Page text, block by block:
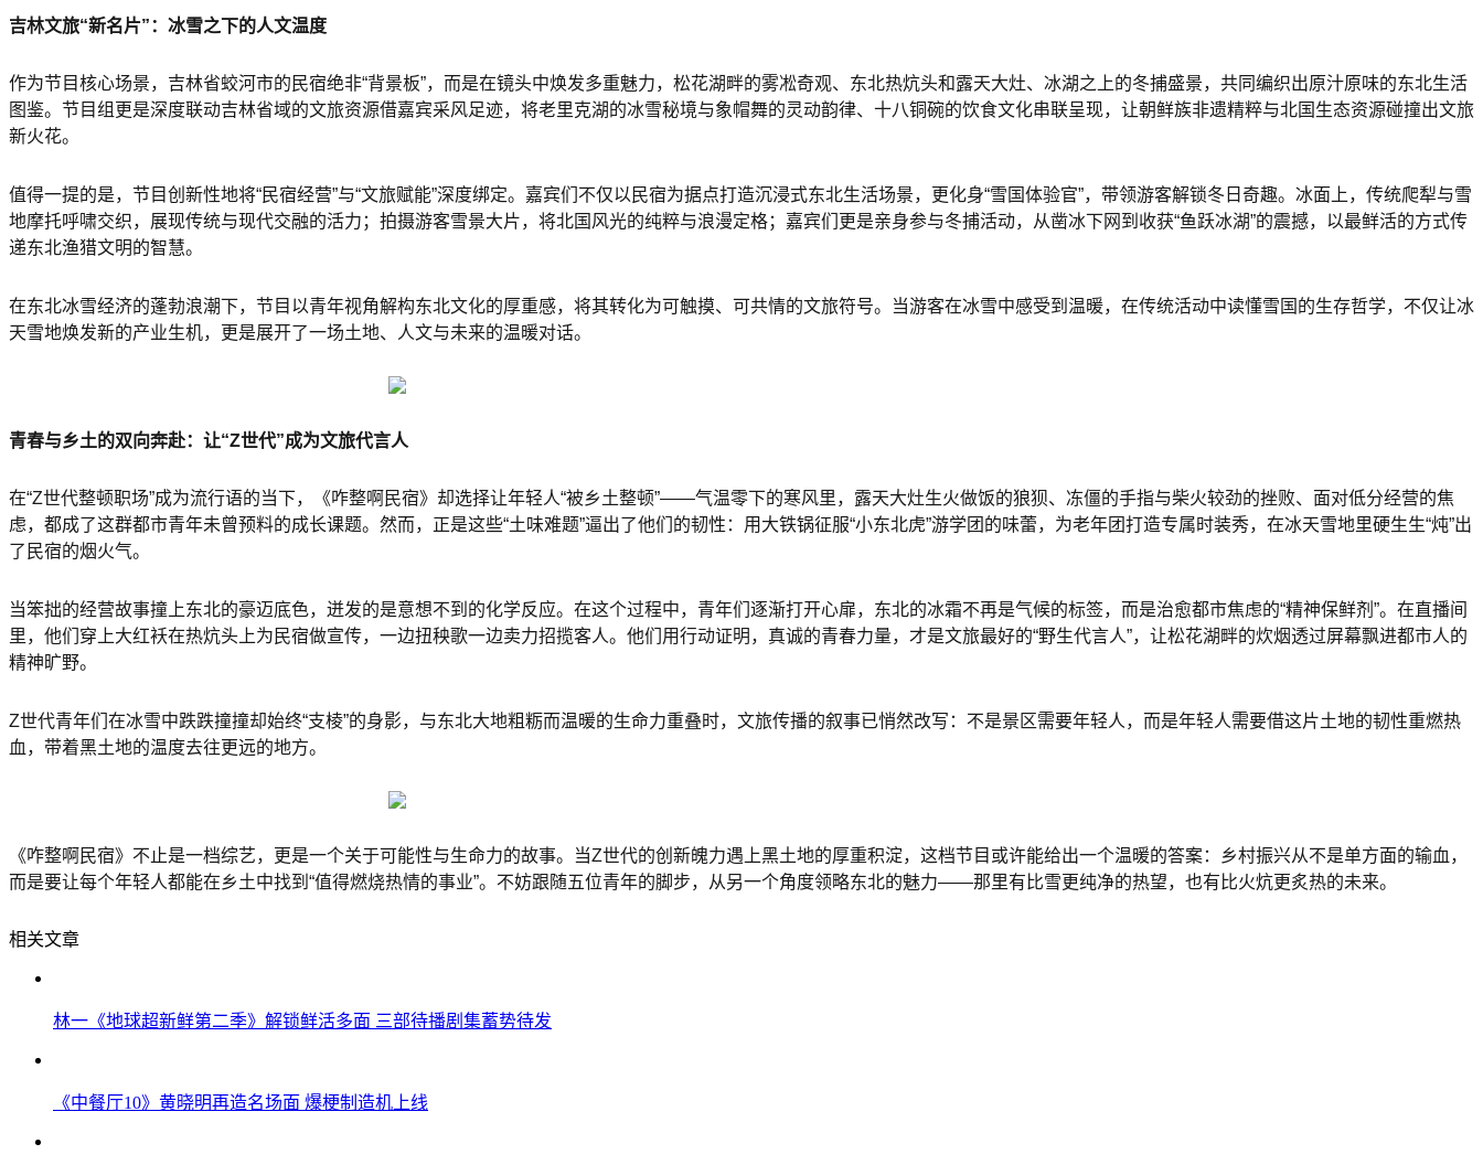
吉林文旅“新名片”：冰雪之下的人文温度
作为节目核心场景，吉林省蛟河市的民宿绝非“背景板”，而是在镜头中焕发多重魅力，松花湖畔的雾凇奇观、东北热炕头和露天大灶、冰湖之上的冬捕盛景，共同编织出原汁原味的东北生活
图鉴。节目组更是深度联动吉林省域的文旅资源借嘉宾采风足迹，将老里克湖的冰雪秘境与象帽舞的灵动韵律、十八铜碗的饮食文化串联呈现，让朝鲜族非遗精粹与北国生态资源碰撞出文旅
新火花。
值得一提的是，节目创新性地将“民宿经营”与“文旅赋能”深度绑定。嘉宾们不仅以民宿为据点打造沉浸式东北生活场景，更化身“雪国体验官”，带领游客解锁冬日奇趣。冰面上，传统爬犁与雪
地摩托呼啸交织，展现传统与现代交融的活力；拍摄游客雪景大片，将北国风光的纯粹与浪漫定格；嘉宾们更是亲身参与冬捕活动，从凿冰下网到收获“鱼跃冰湖”的震撼，以最鲜活的方式传
递东北渔猎文明的智慧。
在东北冰雪经济的蓬勃浪潮下，节目以青年视角解构东北文化的厚重感，将其转化为可触摸、可共情的文旅符号。当游客在冰雪中感受到温暖，在传统活动中读懂雪国的生存哲学，不仅让冰
天雪地焕发新的产业生机，更是展开了一场土地、人文与未来的温暖对话。
青春与乡土的双向奔赴：让“Z世代”成为文旅代言人
在“Z世代整顿职场”成为流行语的当下，《咋整啊民宿》却选择让年轻人“被乡土整顿”——气温零下的寒风里，露天大灶生火做饭的狼狈、冻僵的手指与柴火较劲的挫败、面对低分经营的焦
虑，都成了这群都市青年未曾预料的成长课题。然而，正是这些“土味难题”逼出了他们的韧性：用大铁锅征服“小东北虎”游学团的味蕾，为老年团打造专属时装秀，在冰天雪地里硬生生“炖”出
了民宿的烟火气。
当笨拙的经营故事撞上东北的豪迈底色，迸发的是意想不到的化学反应。在这个过程中，青年们逐渐打开心扉，东北的冰霜不再是气候的标签，而是治愈都市焦虑的“精神保鲜剂”。在直播间
里，他们穿上大红袄在热炕头上为民宿做宣传，一边扭秧歌一边卖力招揽客人。他们用行动证明，真诚的青春力量，才是文旅最好的“野生代言人”，让松花湖畔的炊烟透过屏幕飘进都市人的
精神旷野。
Z世代青年们在冰雪中跌跌撞撞却始终“支棱”的身影，与东北大地粗粝而温暖的生命力重叠时，文旅传播的叙事已悄然改写：不是景区需要年轻人，而是年轻人需要借这片土地的韧性重燃热
血，带着黑土地的温度去往更远的地方。
《咋整啊民宿》不止是一档综艺，更是一个关于可能性与生命力的故事。当Z世代的创新魄力遇上黑土地的厚重积淀，这档节目或许能给出一个温暖的答案：乡村振兴从不是单方面的输血，
而是要让每个年轻人都能在乡土中找到“值得燃烧热情的事业”。不妨跟随五位青年的脚步，从另一个角度领略东北的魅力——那里有比雪更纯净的热望，也有比火炕更炙热的未来。
相关文章
林一《地球超新鲜第二季》解锁鲜活多面 三部待播剧集蓄势待发
《中餐厅10》黄晓明再造名场面 爆梗制造机上线